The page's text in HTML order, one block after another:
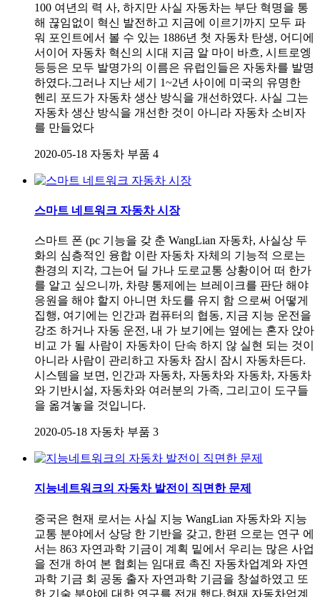
100 여년의 력 사, 하지만 사실 자동차는 부단 혁명을 통
해 끊임없이 혁신 발전하고 지금에 이르기까지 모두 파
워 포인트에서 볼 수 있는 1886년 첫 자동차 탄생, 어디에
서이어 자동차 혁신의 시대 지금 알 마이 바흐, 시트로엥
등등은 모두 발명가의 이름은 유럽인들은 자동차를 발명
하였다.그러나 지난 세기 1~2년 사이에 미국의 유명한
헨리 포드가 자동차 생산 방식을 개선하였다. 사실 그는
자동차 생산 방식을 개선한 것이 아니라 자동차 소비자
를 만들었다
2020-05-18 자동차 부품 4
스마트 네트워크 자동차 시장
스마트 폰 (pc 기능을 갖 춘 WangLian 자동차, 사실상 두
화의 심층적인 융합 이란 자동차 자체의 기능적 으로는
환경의 지각, 그는어 딜 가나 도로교통 상황이어 떠 한가
를 알고 싶으니까, 차량 통제에는 브레이크를 판단 해야
응원을 해야 할지 아니면 차도를 유지 함 으로써 어떻게
집행, 여기에는 인간과 컴퓨터의 협동, 지금 지능 운전을
강조 하거나 자동 운전, 내 가 보기에는 옆에는 혼자 앉아
비교 가 될 사람이 자동차이 단속 하지 않 실현 되는 것이
아니라 사람이 관리하고 자동차 잠시 잠시 자동차든다.
시스템을 보면, 인간과 자동차, 자동차와 자동차, 자동차
와 기반시설, 자동차와 여러분의 가족, 그리고이 도구들
을 옮겨놓을 것입니다.
2020-05-18 자동차 부품 3
지능네트워크의 자동차 발전이 직면한 문제
중국은 현재 로서는 사실 지능 WangLian 자동차와 지능
교통 분야에서 상당 한 기반을 갖고, 한편 으로는 연구 에
서는 863 자연과학 기금이 계획 밑에서 우리는 많은 사업
을 전개 하여 본 협회는 임대료 촉진 자동차업계와 자연
과학 기금 회 공동 출자 자연과학 기금을 창설하였고 또
한 기술 분야에 대한 연구를 전개 했다.현재 자동차업계